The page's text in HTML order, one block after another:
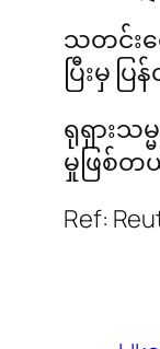
သတင်း
ပြီးမှ
ရုရှားသ
မှုဖြစ်တ
Ref: